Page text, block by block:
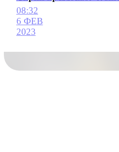
08:32
6 ФЕВ
2023